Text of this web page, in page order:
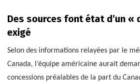
Des sources font état d’un «
exigé
Selon des informations relayées par le
Canada, l’équipe américaine aurait
concessions préalables de la part du